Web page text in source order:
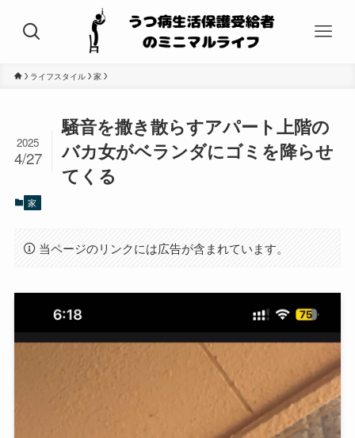
ライフスタイル 家
騒音を撒き散らすアパート上階の
バカ女がベランダにゴミを降らせ
てくる
2025
4/27
家
当ページのリンクには広告が含まれています。